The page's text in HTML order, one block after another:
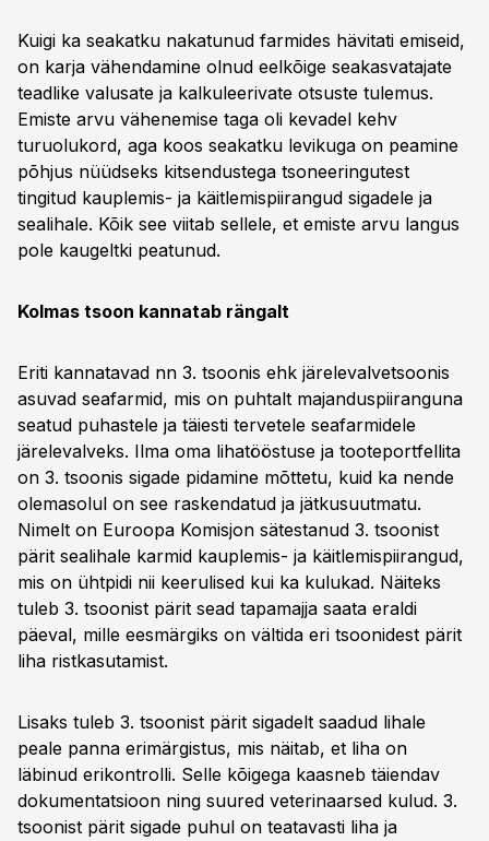
Kuigi ka seakatku nakatunud farmides hävitati emiseid,
on karja vähendamine olnud eelkõige seakasvatajate
teadlike valusate ja kalkuleerivate otsuste tulemus.
Emiste arvu vähenemise taga oli kevadel kehv
turuolukord, aga koos seakatku levikuga on peamine
põhjus nüüdseks kitsendustega tsoneeringutest
tingitud kauplemis- ja käitlemispiirangud sigadele ja
sealihale. Kõik see viitab sellele, et emiste arvu langus
pole kaugeltki peatunud.
Kolmas tsoon kannatab rängalt
Eriti kannatavad nn 3. tsoonis ehk järelevalvetsoonis
asuvad seafarmid, mis on puhtalt majanduspiiranguna
seatud puhastele ja täiesti tervetele seafarmidele
järelevalveks. Ilma oma lihatööstuse ja tooteportfellita
on 3. tsoonis sigade pidamine mõttetu, kuid ka nende
olemasolul on see raskendatud ja jätkusuutmatu.
Nimelt on Euroopa Komisjon sätestanud 3. tsoonist
pärit sealihale karmid kauplemis- ja käitlemispiirangud,
mis on ühtpidi nii keerulised kui ka kulukad. Näiteks
tuleb 3. tsoonist pärit sead tapamajja saata eraldi
päeval, mille eesmärgiks on vältida eri tsoonidest pärit
liha ristkasutamist.
Lisaks tuleb 3. tsoonist pärit sigadelt saadud lihale
peale panna erimärgistus, mis näitab, et liha on
läbinud erikontrolli. Selle kõigega kaasneb täiendav
dokumentatsioon ning suured veterinaarsed kulud. 3.
tsoonist pärit sigade puhul on teatavasti liha ja